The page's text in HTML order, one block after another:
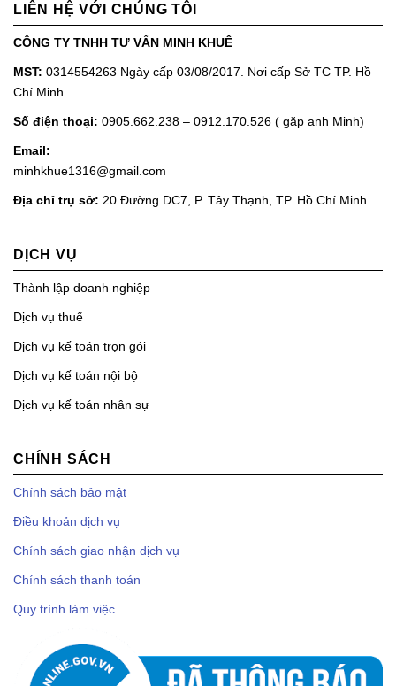
LIÊN HỆ VỚI CHÚNG TÔI
CÔNG TY TNHH TƯ VẤN MINH KHUÊ
MST: 0314554263 Ngày cấp 03/08/2017. Nơi cấp Sở TC TP. Hồ
Chí Minh
Số điện thoại: 0905.662.238 – 0912.170.526 ( gặp anh Minh)
Email:
minhkhue1316@gmail.com
Địa chỉ trụ sở: 20 Đường DC7, P. Tây Thạnh, TP. Hồ Chí Minh
DỊCH VỤ
Thành lập doanh nghiệp
Dịch vụ thuế
Dịch vụ kế toán trọn gói
Dịch vụ kế toán nội bộ
Dịch vụ kế toán nhân sự
CHÍNH SÁCH
Chính sách bảo mật
Điều khoản dịch vụ
Chính sách giao nhận dịch vụ
Chính sách thanh toán
Quy trình làm việc